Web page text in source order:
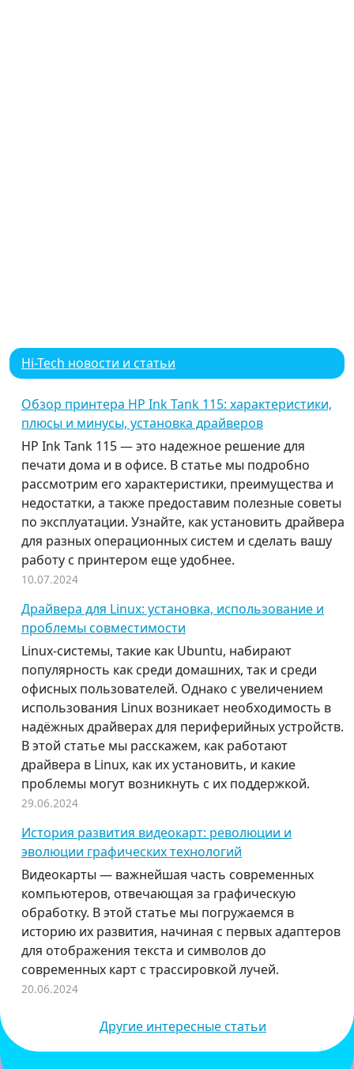
Hi-Tech новости и статьи
Обзор принтера HP Ink Tank 115: характеристики,
плюсы и минусы, установка драйверов
HP Ink Tank 115 — это надежное решение для
печати дома и в офисе. В статье мы подробно
рассмотрим его характеристики, преимущества и
недостатки, а также предоставим полезные советы
по эксплуатации. Узнайте, как установить драйвера
для разных операционных систем и сделать вашу
работу с принтером еще удобнее.
10.07.2024
Драйвера для Linux: установка, использование и
проблемы совместимости
Linux-системы, такие как Ubuntu, набирают
популярность как среди домашних, так и среди
офисных пользователей. Однако с увеличением
использования Linux возникает необходимость в
надёжных драйверах для периферийных устройств.
В этой статье мы расскажем, как работают
драйвера в Linux, как их установить, и какие
проблемы могут возникнуть с их поддержкой.
29.06.2024
История развития видеокарт: революции и
эволюции графических технологий
Видеокарты — важнейшая часть современных
компьютеров, отвечающая за графическую
обработку. В этой статье мы погружаемся в
историю их развития, начиная с первых адаптеров
для отображения текста и символов до
современных карт с трассировкой лучей.
20.06.2024
Другие интересные статьи